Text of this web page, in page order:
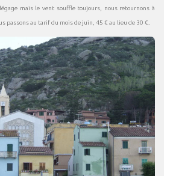
mais le vent souffle toujours, nous retournons à
passons au tarif du mois de juin, 45 € au lieu de 30 €.